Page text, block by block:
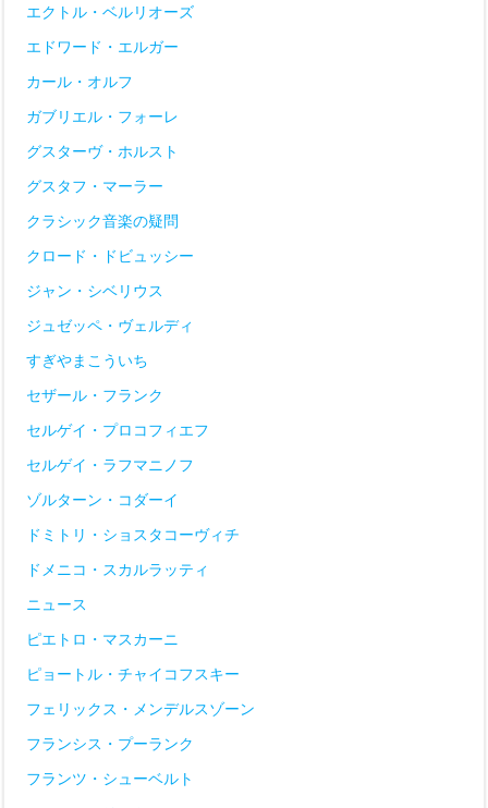
エクトル・ベルリオーズ
エドワード・エルガー
カール・オルフ
ガブリエル・フォーレ
グスターヴ・ホルスト
グスタフ・マーラー
クラシック音楽の疑問
クロード・ドビュッシー
ジャン・シベリウス
ジュゼッペ・ヴェルディ
すぎやまこういち
セザール・フランク
セルゲイ・プロコフィエフ
セルゲイ・ラフマニノフ
ゾルターン・コダーイ
ドミトリ・ショスタコーヴィチ
ドメニコ・スカルラッティ
ニュース
ピエトロ・マスカーニ
ピョートル・チャイコフスキー
フェリックス・メンデルスゾーン
フランシス・プーランク
フランツ・シューベルト